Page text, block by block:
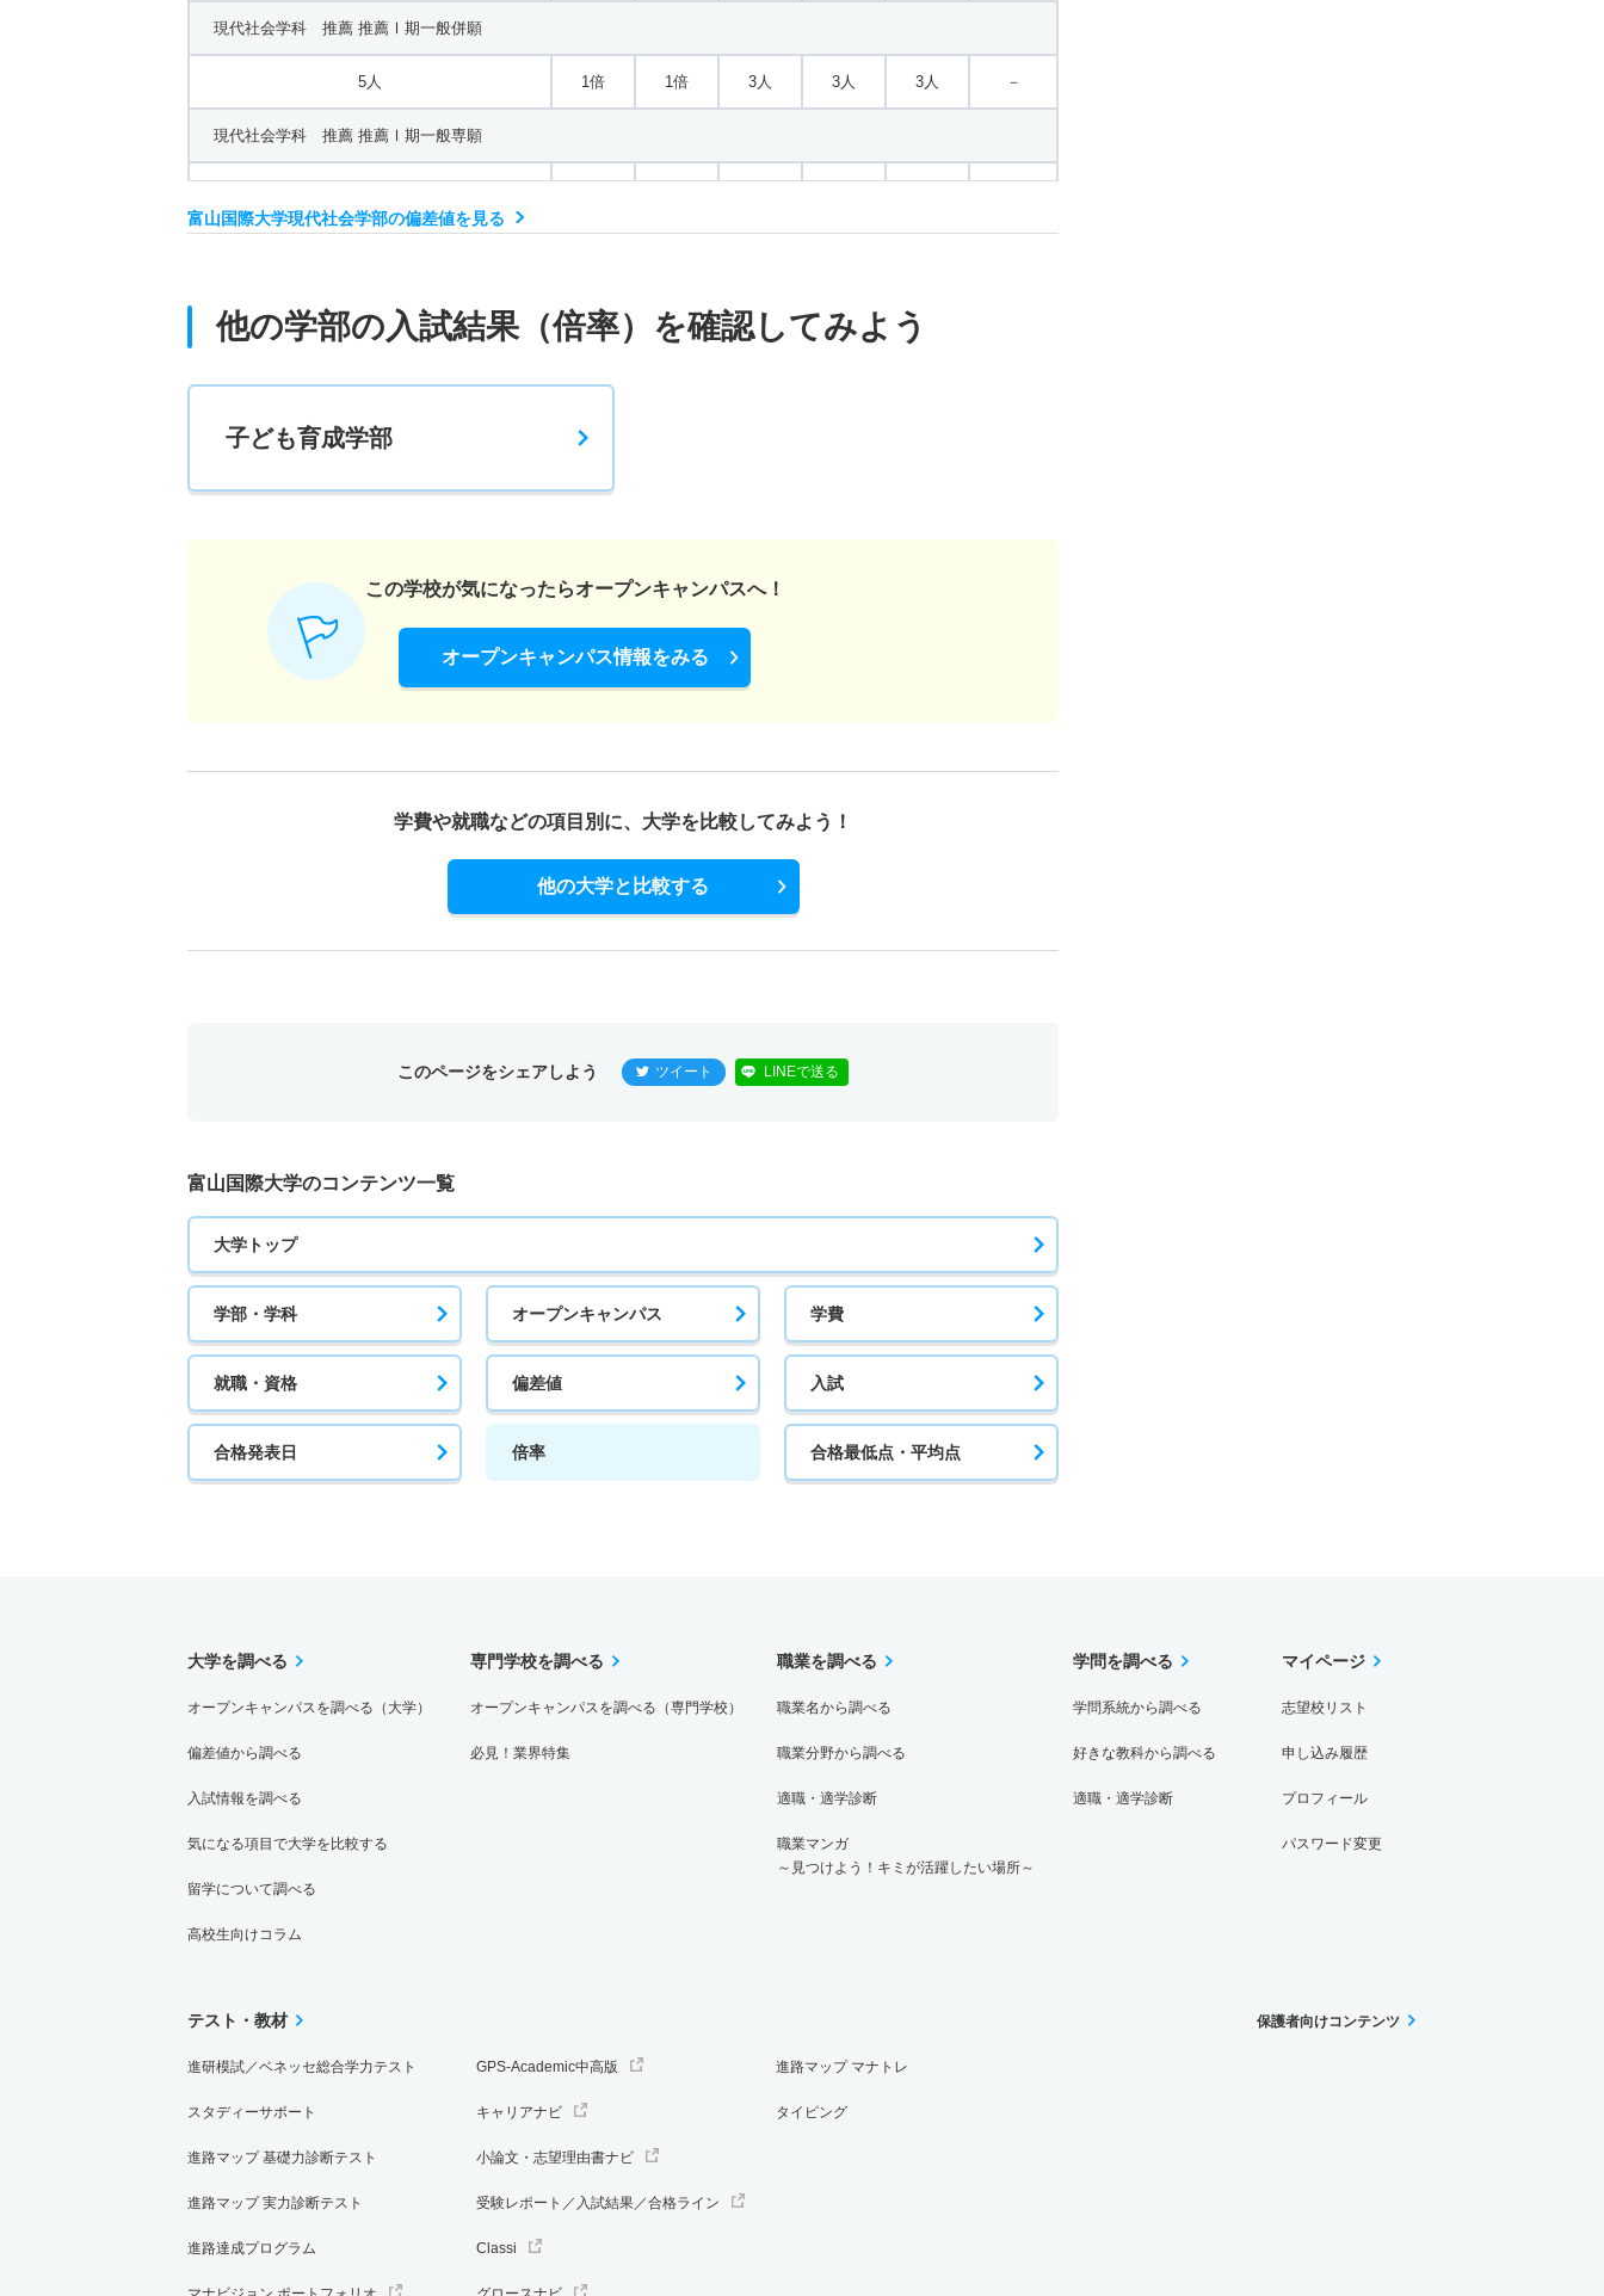
現代社会学科 推薦 推薦Ⅰ期一般併願
5人 1倍 1倍 3人 3人 3人 －
現代社会学科 推薦 推薦Ⅰ期一般専願
現代社会学科 推薦 推薦Ⅰ期諸活動型
富山国際大学現代社会学部の偏差値を見る
他の学部の入試結果（倍率）を確認してみよう
子ども育成学部
この学校が気になったらオープンキャンパスへ！
オープンキャンパス情報をみる
学費や就職などの項目別に、 大学を比較してみよう！
他の大学と比較する
このページをシェアしよう ツイート LINEで送る
富山国際大学のコンテンツ一覧
大学トップ
学部・学科 オープンキャンパス 学費
就職・資格 偏差値 入試
合格発表日 倍率 合格最低点・平均点
大学を調べる
オープンキャンパスを調べる（大学）
偏差値から調べる
入試情報を調べる
気になる項目で大学を比較する
留学について調べる
高校生向けコラム
専門学校を調べる
オープンキャンパスを調べる（専門学校）
必見！業界特集
職業を調べる
職業名から調べる
職業分野から調べる
適職・適学診断
職業マンガ
～見つけよう！キミが活躍したい場所～
学問を調べる
学問系統から調べる
好きな教科から調べる
適職・適学診断
マイページ
志望校リスト
申し込み履歴
プロフィール
パスワード変更
テスト・教材
進研模試／ベネッセ総合学力テスト
スタディーサポート
進路マップ 基礎力診断テスト
進路マップ 実力診断テスト
進路達成プログラム
GPS-Academic中高版
キャリアナビ
小論文・志望理由書ナビ
受験レポート／入試結果／合格ライン
Classi
進路マップ マナトレ
タイピング
保護者向けコンテンツ